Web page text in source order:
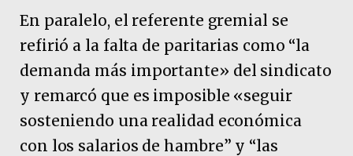
En paralelo, el referente gremial se
refirió a la falta de paritarias como “la
demanda más importante» del sindicato
y remarcó que es imposible «seguir
sosteniendo una realidad económica
con los salarios de hambre” y “las